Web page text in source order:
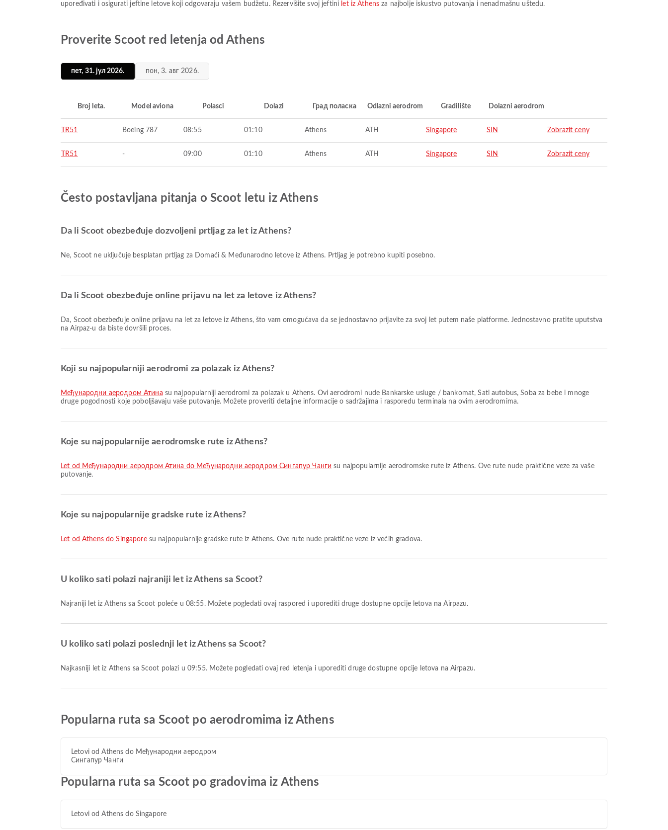
upoređivati i osigurati jeftine letove koji odgovaraju vašem budžetu. Rezervišite svoj jeftini let iz Athens za najbolje iskustvo putovanja i nenadmašnu uštedu.
Proverite Scoot red letenja od Athens
пет, 31. јул 2026. пон, 3. авг 2026.
Broj leta. Model aviona Polasci Dolazi Град поласка Odlazni aerodrom Gradilište Dolazni aerodrom
TR51 Boeing 787 08:55 01:10 Athens ATH Singapore SIN Zobrazit ceny
TR51 - 09:00 01:10 Athens ATH Singapore SIN Zobrazit ceny
Često postavljana pitanja o Scoot letu iz Athens
Da li Scoot obezbeđuje dozvoljeni prtljag za let iz Athens?
Ne, Scoot ne uključuje besplatan prtljag za Domaći & Međunarodno letove iz Athens. Prtljag je potrebno kupiti posebno.
Da li Scoot obezbeđuje online prijavu na let za letove iz Athens?
Da, Scoot obezbeđuje online prijavu na let za letove iz Athens, što vam omogućava da se jednostavno prijavite za svoj let putem naše platforme. Jednostavno pratite uputstva
na Airpaz-u da biste dovršili proces.
Koji su najpopularniji aerodromi za polazak iz Athens?
Међународни аеродром Атина su najpopularniji aerodromi za polazak u Athens. Ovi aerodromi nude Bankarske usluge / bankomat, Šatl autobus, Soba za bebe i mnoge
druge pogodnosti koje poboljšavaju vaše putovanje. Možete proveriti detaljne informacije o sadržajima i rasporedu terminala na ovim aerodromima.
Koje su najpopularnije aerodromske rute iz Athens?
let od Међународни аеродром Атина do Међународни аеродром Сингапур Чанги su najpopularnije aerodromske rute iz Athens. Ove rute nude praktične veze za vaše
putovanje.
Koje su najpopularnije gradske rute iz Athens?
let od Athens do Singaporesu najpopularnije gradske rute iz Athens. Ove rute nude praktične veze iz većih gradova.
U koliko sati polazi najraniji let iz Athens sa Scoot?
Najraniji let iz Athens sa Scoot poleće u 08:55. Možete pogledati ovaj raspored i uporediti druge dostupne opcije letova na Airpazu.
U koliko sati polazi poslednji let iz Athens sa Scoot?
Najkasniji let iz Athens sa Scoot polazi u 09:55. Možete pogledati ovaj red letenja i uporediti druge dostupne opcije letova na Airpazu.
Popularna ruta sa Scoot po aerodromima iz Athens
Letovi od Athens do Међународни аеродром
Сингапур Чанги
Popularna ruta sa Scoot po gradovima iz Athens
Letovi od Athens do Singapore